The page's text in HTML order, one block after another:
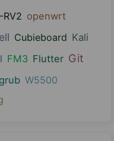
RV2 openwrt
Cubieboard Kali
FM3 Flutter Git
grub W5500